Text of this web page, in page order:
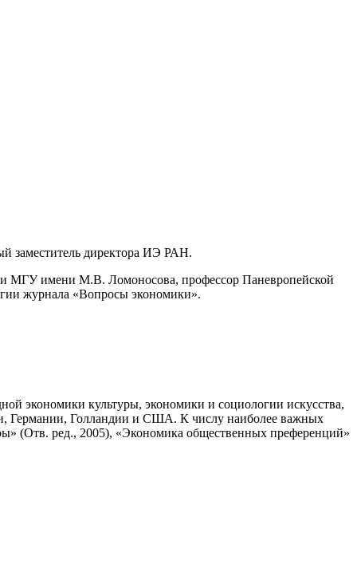
заместитель директора ИЭ РАН.
МГУ имени М.В. Ломоносова, профессор Паневропейской
журнала «Вопросы экономики».
экономики культуры, экономики и социологии искусства,
Германии, Голландии и США. К числу наиболее важных
(Отв. ред., 2005), «Экономика общественных преференций»